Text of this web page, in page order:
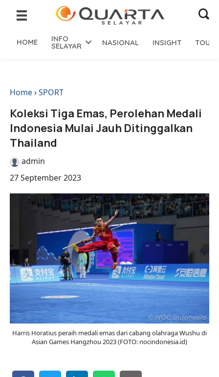
HOME INFO
SELAYAR NASIONAL INSIGHT
Home›SPORT
Koleksi Tiga Emas, Perolehan Medali
Indonesia Mulai Jauh Ditinggalkan
Thailand
admin
27 September 2023
Harris Horatius peraih medali emas dari cabang olahraga Wushu di
Asian Games Hangzhou 2023 (FOTO: nocindonesia.id)